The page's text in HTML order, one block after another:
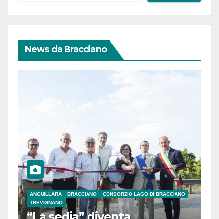
News da Bracciano
ANGUILLARA BRACCIANO
CONSORZIO LAGO DI BRACCIANO
TREVIGNANO